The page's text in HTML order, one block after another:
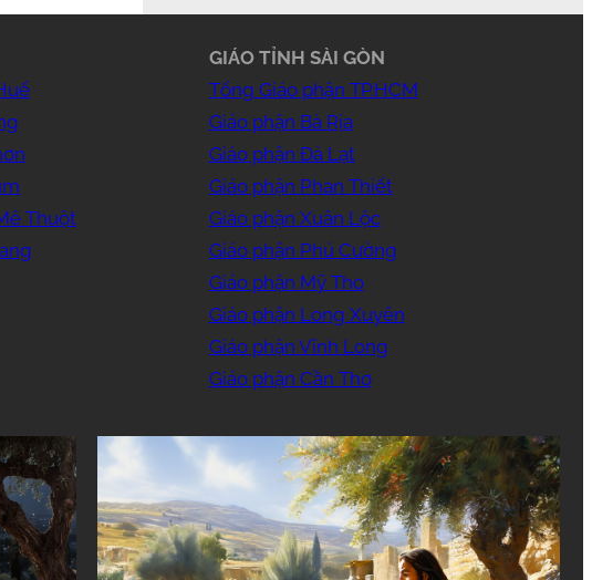
Thuột
GIÁO TỈNH SÀI GÒN
Tổng Giáo phận TP.HCM
Giáo phận Bà Rịa
Giáo phận Đà Lạt
Giáo phận Phan Thiết
Giáo phận Xuân Lộc
Giáo phận Phú Cường
Giáo phận Mỹ Tho
Giáo phận Long Xuyên
Giáo phận Vĩnh Long
Giáo phận Cần Thơ